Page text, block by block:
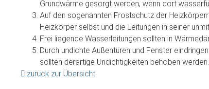
Grundwärme gesorgt werden, wenn dort
Auf den sogenannten Frostschutz der
Heizkörper selbst und die Leitungen in seiner
Frei liegende Wasserleitungen sollten in
Durch undichte Außentüren und Fenster
sollten derartige Undichtigkeiten behoben werden.
zurück zur Übersicht